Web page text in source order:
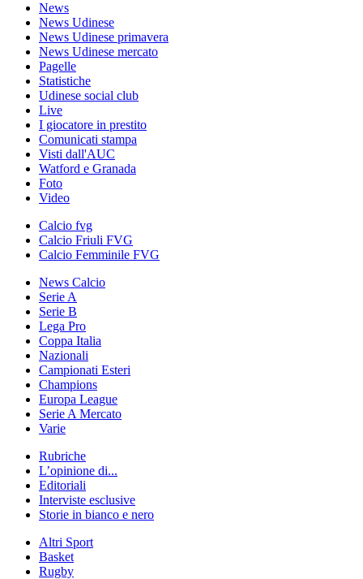
News
News Udinese
News Udinese primavera
News Udinese mercato
Pagelle
Statistiche
Udinese social club
Live
I giocatore in prestito
Comunicati stampa
Visti dall'AUC
Watford e Granada
Foto
Video
Calcio fvg
Calcio Friuli FVG
Calcio Femminile FVG
News Calcio
Serie A
Serie B
Lega Pro
Coppa Italia
Nazionali
Campionati Esteri
Champions
Europa League
Serie A Mercato
Varie
Rubriche
L’opinione di...
Editoriali
Interviste esclusive
Storie in bianco e nero
Altri Sport
Basket
Rugby